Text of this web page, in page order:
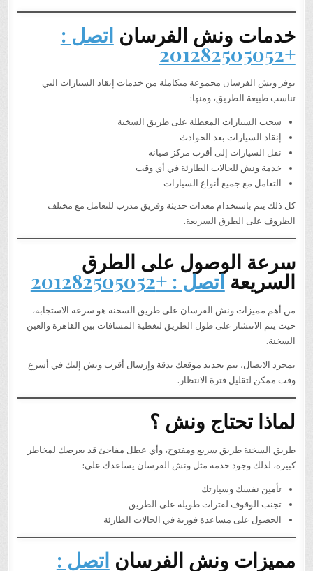
خدمات ونش الفرسان اتصل :
+201282505052
يوفر ونش الفرسان مجموعة متكاملة من خدمات إنقاذ السيارات التي
تناسب طبيعة الطريق، ومنها:
سحب السيارات المعطلة على طريق السخنة
إنقاذ السيارات بعد الحوادث
نقل السيارات إلى أقرب مركز صيانة
خدمة ونش للحالات الطارئة في أي وقت
التعامل مع جميع أنواع السيارات
كل ذلك يتم باستخدام معدات حديثة وفريق مدرب للتعامل مع مختلف
الظروف على الطرق السريعة.
سرعة الوصول على الطرق
السريعةاتصل : +201282505052
من أهم مميزات ونش الفرسان على طريق السخنة هو سرعة الاستجابة،
حيث يتم الانتشار على طول الطريق لتغطية المسافات بين القاهرة والعين
السخنة.
بمجرد الاتصال، يتم تحديد موقعك بدقة وإرسال أقرب ونش إليك في أسرع
وقت ممكن لتقليل فترة الانتظار.
لماذا تحتاج ونش ؟
طريق السخنة طريق سريع ومفتوح، وأي عطل مفاجئ قد يعرضك لمخاطر
كبيرة، لذلك وجود خدمة مثل ونش الفرسان يساعدك على:
تأمين نفسك وسيارتك
تجنب الوقوف لفترات طويلة على الطريق
الحصول على مساعدة فورية في الحالات الطارئة
مميزات ونش الفرسان اتصل :